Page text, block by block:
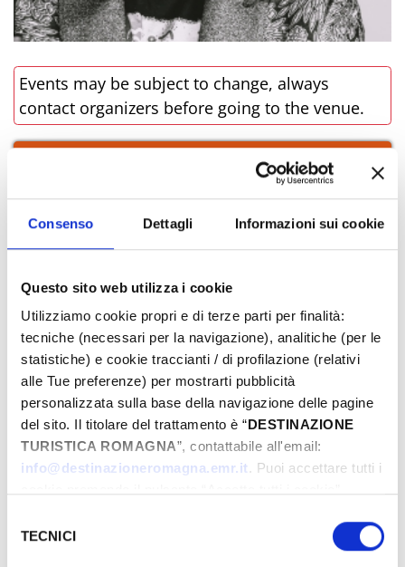
Consenso Dettagli Informazioni sui cookie
Questo sito web utilizza i cookie
Utilizziamo cookie propri e di terze parti per finalità:
tecniche (necessari per la navigazione), analitiche (per le
statistiche) e cookie traccianti / di profilazione (relativi
alle Tue preferenze) per mostrarti pubblicità
personalizzata sulla base della navigazione delle pagine
del sito. Il titolare del trattamento è “DESTINAZIONE
TURISTICA ROMAGNA”, contattabile all'email:
info@destinazioneromagna.emr.it. Puoi accettare tutti i
gestire le tue preferenze facendo clic su “Personalizza”.
Qualora acconsenti a tutti i cookie i Tuoi dati potranno
delTECNICI
Events may be subject to change, always
contact organizers before going to the venue.
LINK TO EVENT
BOOK NOW